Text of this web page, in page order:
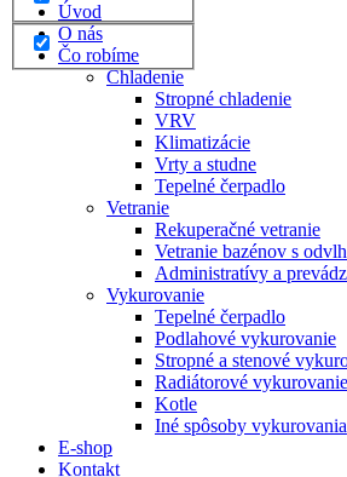
Úvod
O nás
Čo robíme
Chladenie
Stropné chladenie
VRV
Klimatizácie
Vrty a studne
Tepelné čerpadlo
Vetranie
Rekuperačné vetranie
Vetranie bazénov s
Administratívy a
Vykurovanie
Tepelné čerpadlo
Podlahové vykurovanie
Stropné a stenové
Radiátorové vykurovanie
Kotle
Iné spôsoby vykurovania
E-shop
Kontakt